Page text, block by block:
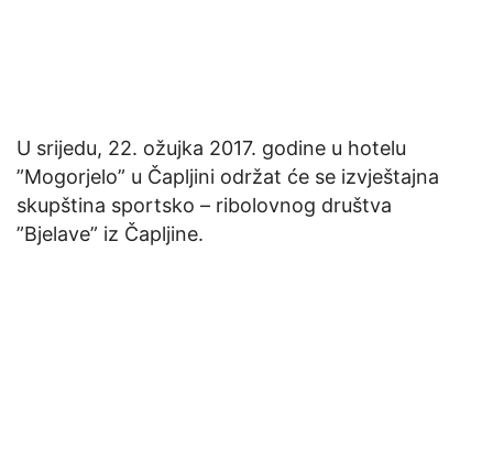
U srijedu, 22. ožujka 2017. godine u hotelu
”Mogorjelo” u Čapljini održat će se izvještajna
skupština sportsko – ribolovnog društva
”Bjelave” iz Čapljine.